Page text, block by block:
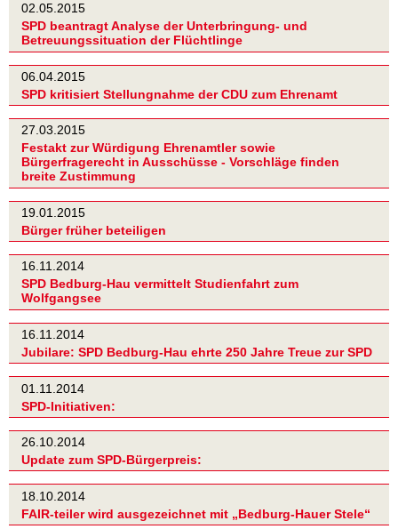
02.05.2015
SPD beantragt Analyse der Unterbringung- und
Betreuungssituation der Flüchtlinge
06.04.2015
SPD kritisiert Stellungnahme der CDU zum Ehrenamt
27.03.2015
Festakt zur Würdigung Ehrenamtler sowie
Bürgerfragerecht in Ausschüsse - Vorschläge finden
breite Zustimmung
19.01.2015
Bürger früher beteiligen
16.11.2014
SPD Bedburg-Hau vermittelt Studienfahrt zum
Wolfgangsee
16.11.2014
Jubilare: SPD Bedburg-Hau ehrte 250 Jahre Treue zur SPD
01.11.2014
SPD-Initiativen:
26.10.2014
Update zum SPD-Bürgerpreis:
18.10.2014
FAIR-teiler wird ausgezeichnet mit „Bedburg-Hauer Stele“